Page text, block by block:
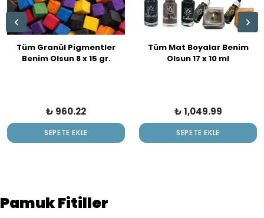
Tüm Granül Pigmentler
Benim Olsun 8 x 15 gr.
₺ 960.22
SEPETE EKLE
Tüm Mat Boyalar Benim
Olsun 17 x 10 ml
₺ 1,049.99
SEPETE EKLE
Pamuk Fitiller